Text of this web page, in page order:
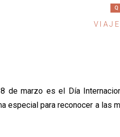
de marzo es el Día
especial para reconocer a las